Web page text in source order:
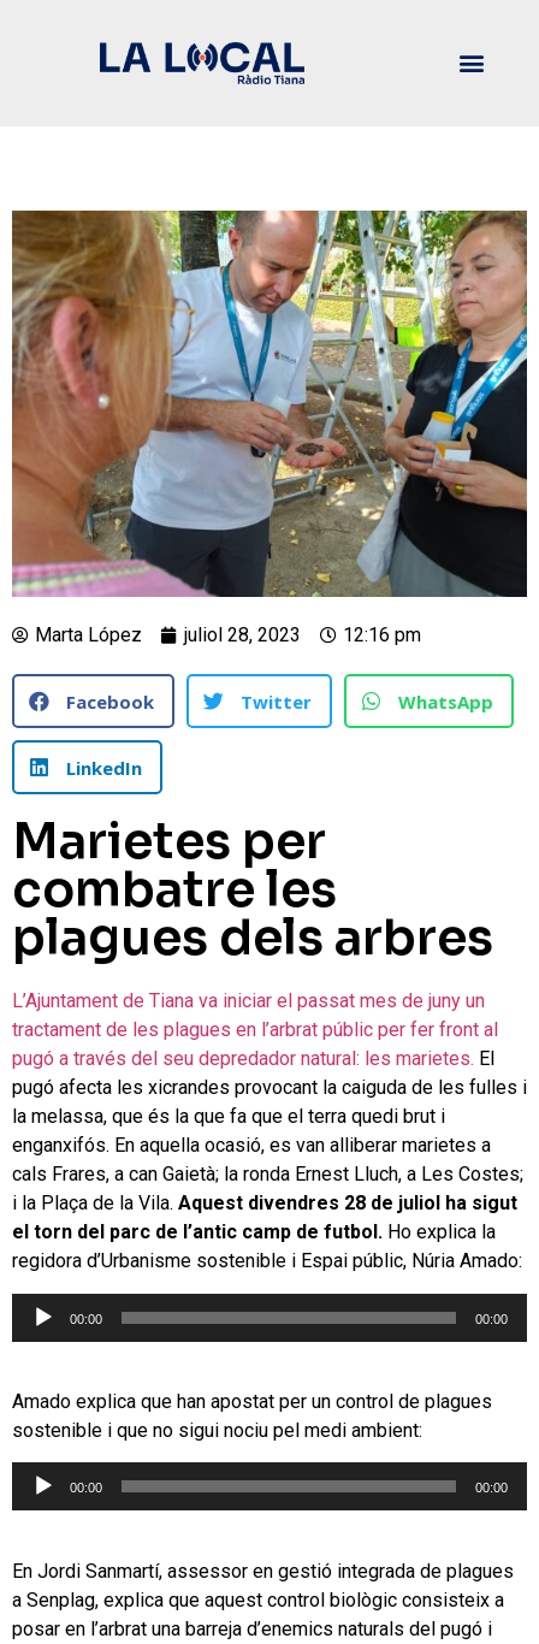
Marta López juliol 28, 2023 12:16 pm
Facebook Twitter WhatsApp
LinkedIn
Marietes per
combatre les
plagues dels arbres
L’Ajuntament de Tiana va iniciar el passat mes de juny un
tractament de les plagues en l’arbrat públic per fer front al
pugó a través del seu depredador natural: les marietes. El
pugó afecta les xicrandes provocant la caiguda de les fulles i
la melassa, que és la que fa que el terra quedi brut i
enganxifós. En aquella ocasió, es van alliberar marietes a
cals Frares, a can Gaietà; la ronda Ernest Lluch, a Les Costes;
i la Plaça de la Vila. Aquest divendres 28 de juliol ha sigut
el torn del parc de l’antic camp de futbol. Ho explica la
regidora d’Urbanisme sostenible i Espai públic, Núria Amado:
Reproductor
00:00 00:00
Amado explica que han apostat per un control de plagues
sostenible i que no sigui nociu pel medi ambient:
Reproductor
00:00 00:00
En Jordi Sanmartí, assessor en gestió integrada de plagues
a Senplag, explica que aquest control biològic consisteix a
posar en l’arbrat una barreja d’enemics naturals del pugó i